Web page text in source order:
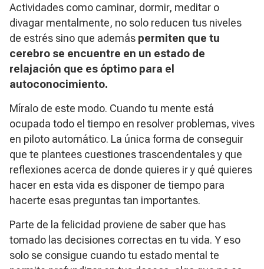
Actividades como caminar, dormir, meditar o
divagar mentalmente, no solo reducen tus niveles
de estrés sino que además permiten que tu
cerebro se encuentre en un estado de
relajación que es óptimo para el
autoconocimiento.
Míralo de este modo. Cuando tu mente está
ocupada todo el tiempo en resolver problemas, vives
en piloto automático. La única forma de conseguir
que te plantees cuestiones trascendentales y que
reflexiones acerca de donde quieres ir y qué quieres
hacer en esta vida es disponer de tiempo para
hacerte esas preguntas tan importantes.
Parte de la felicidad proviene de saber que has
tomado las decisiones correctas en tu vida. Y eso
solo se consigue cuando tu estado mental te